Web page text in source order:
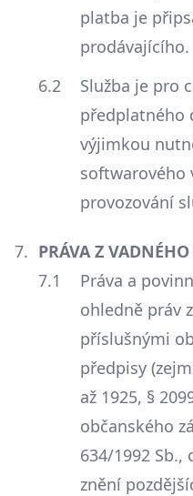
platba je
prodávajícího.
Služba je pro
předplatného
výjimkou
softwarového
provozování
PRÁVA Z
Práva a
ohledně práv
příslušnými
předpisy
až 1925, §
občanského
634/1992
znění